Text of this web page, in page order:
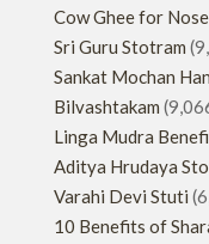
Cow Ghee for Nose
Sri Guru Stotram
Sankat Mochan
Bilvashtakam
Linga Mudra
Aditya Hrudaya
Varahi Devi Stuti
10 Benefits of